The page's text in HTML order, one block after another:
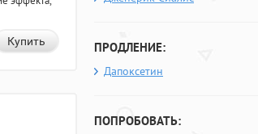
Купить ПРОДЛЕНИЕ:
Дапоксетин
ПОПРОБОВАТЬ: